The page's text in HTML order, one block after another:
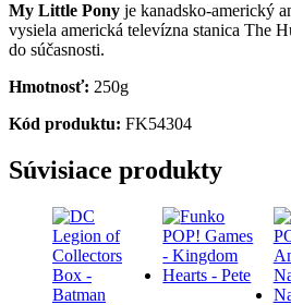
My Little Pony je kanadsko-americký
vysiela americká televízna stanica The
do súčasnosti.
Hmotnosť: 250g
Kód produktu: FK54304
Súvisiace produkty